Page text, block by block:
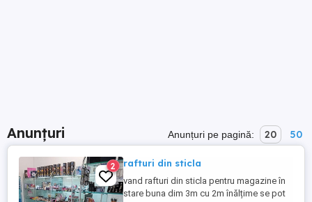
Anunțuri Anunțuri pe pagină: 20 50
2 rafturi din sticla
vand rafturi din sticla pentru magazine în
stare buna dim 3m cu 2m înălțime se pot